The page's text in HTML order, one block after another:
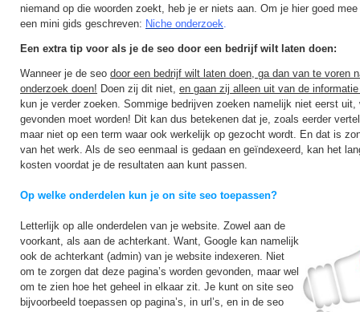
niemand op die woorden zoekt, heb je er niets aan. Om je hier goed
een mini gids geschreven: Niche onderzoek.
Een extra tip voor als je de seo door een bedrijf wilt laten doen:
Wanneer je de seo door een bedrijf wilt laten doen, ga dan van te voren
onderzoek doen! Doen zij dit niet, en gaan zij alleen uit van de
kun je verder zoeken. Sommige bedrijven zoeken namelijk niet eerst uit,
gevonden moet worden! Dit kan dus betekenen dat je, zoals eerder
maar niet op een term waar ook werkelijk op gezocht wordt. En dat is
van het werk. Als de seo eenmaal is gedaan en geïndexeerd, kan het
kosten voordat je de resultaten aan kunt passen.
Op welke onderdelen kun je on site seo toepassen?
Letterlijk op alle onderdelen van je website. Zowel aan de
voorkant, als aan de achterkant. Want, Google kan namelijk
ook de achterkant (admin) van je website indexeren. Niet
om te zorgen dat deze pagina’s worden gevonden, maar wel
om te zien hoe het geheel in elkaar zit. Je kunt on site seo
bijvoorbeeld toepassen op pagina’s, in url’s, en in de seo